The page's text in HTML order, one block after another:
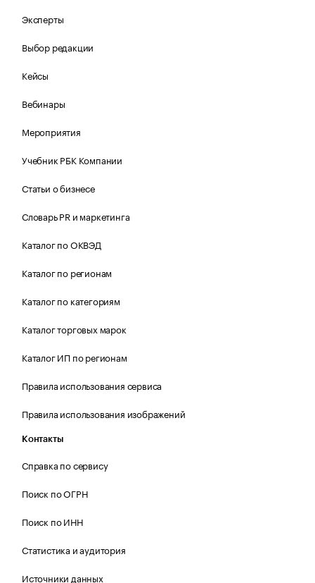
Эксперты
Выбор редакции
Кейсы
Вебинары
Мероприятия
Учебник РБК Компании
Статьи о бизнесе
Словарь PR и маркетинга
Каталог по ОКВЭД
Каталог по регионам
Каталог по категориям
Каталог торговых марок
Каталог ИП по регионам
Правила использования сервиса
Правила использования изображений
Контакты
Справка по сервису
Поиск по ОГРН
Поиск по ИНН
Статистика и аудитория
Источники данных